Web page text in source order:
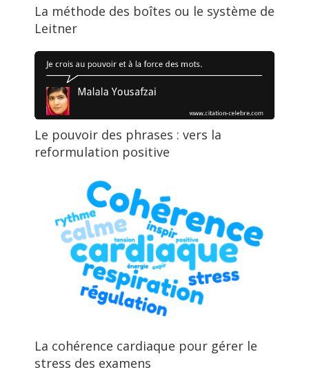
La méthode des boîtes ou le système de
Leitner
Le pouvoir des phrases : vers la
reformulation positive
La cohérence cardiaque pour gérer le
stress des examens